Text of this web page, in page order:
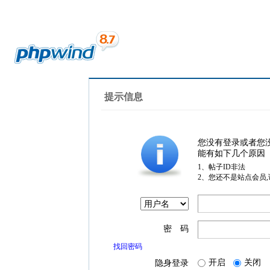
提示信息
您没有登录或者您
能有如下几个原因
1、帖子ID非法
2、您还不是站点会员
密 码
找回密码
隐身登录 开启 关闭